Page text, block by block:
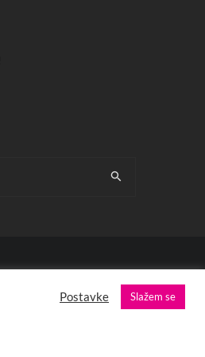
Postavke Slažem se